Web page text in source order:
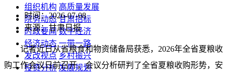
组织机构 高质量发展
院务动态 甘肃招标
时政要闻 数字经济
经济动态 一带一路
发改视点 乡村振兴
投资分析 发展规划
时间：2026-07-08
来源：甘肃日报
记者近日从省粮食和物资储备局获悉，2026年全省夏粮收
购工作会议日前召开，会议分析研判了全省夏粮收购形势，安